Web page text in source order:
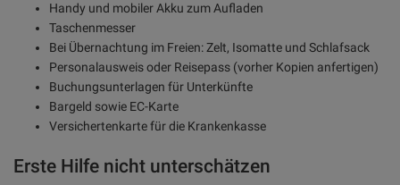
Handy und mobiler Akku zum Aufladen
Taschenmesser
Bei Übernachtung im Freien: Zelt, Isomatte und Schlafsack
Personalausweis oder Reisepass (vorher Kopien anfertigen)
Buchungsunterlagen für Unterkünfte
Bargeld sowie EC-Karte
Versichertenkarte für die Krankenkasse
Erste Hilfe nicht unterschätzen